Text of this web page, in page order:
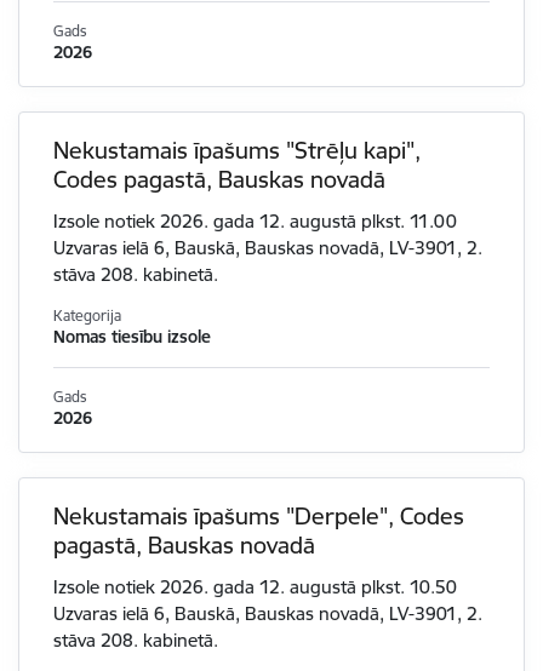
Gads
2026
Nekustamais īpašums "Strēļu kapi",
Codes pagastā, Bauskas novadā
Izsole notiek 2026. gada 12. augustā plkst. 11.00
Uzvaras ielā 6, Bauskā, Bauskas novadā, LV-3901, 2.
stāva 208. kabinetā.
Kategorija
Nomas tiesību izsole
Gads
2026
Nekustamais īpašums "Derpele", Codes
pagastā, Bauskas novadā
Izsole notiek 2026. gada 12. augustā plkst. 10.50
Uzvaras ielā 6, Bauskā, Bauskas novadā, LV-3901, 2.
stāva 208. kabinetā.